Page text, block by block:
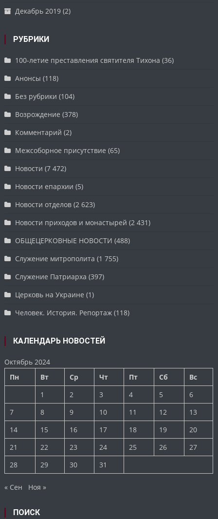
Декабрь 2019 (2)
РУБРИКИ
100-летие преставления святителя Тихона (36)
Анонсы (118)
Без рубрики (104)
Возрождение (378)
Комментарий (2)
Межсоборное присутствие (65)
Новости (7 472)
Новости епархии (5)
Новости отделов (2 623)
Новости приходов и монастырей (2 431)
ОБЩЕЦЕРКОВНЫЕ НОВОСТИ (488)
Служение митрополита (1 755)
Служение Патриарха (397)
Церковь на Украине (1)
Человек. История. Репортаж (118)
КАЛЕНДАРЬ НОВОСТЕЙ
Октябрь 2024
Пн
Вт Ср Чт Пт Сб
Вс
1
2 3 4 5
6
7
8 9 10 11 12
13
14
15 16 17 18 19
20
21
22 23 24 25 26
27
28
29 30 31
« Сен Ноя »
ПОИСК